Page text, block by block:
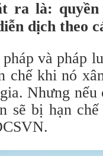
ra là:
dịch theo
và pháp
chế khi nó
Nhưng
sẽ bị hạn